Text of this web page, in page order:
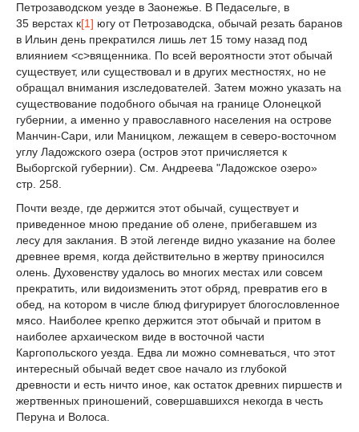
Петрозаводском уезде в Заонежье. В Педасельге, в
35 верстах к[1] югу от Петрозаводска, обычай резать баранов
в Ильин день прекратился лишь лет 15 тому назад под
влиянием <с>вященника. По всей вероятности этот обычай
существует, или существовал и в других местностях, но не
обращал внимания изследователей. Затем можно указать на
существование подобного обычая на границе Олонецкой
губернии, а именно у православного населения на острове
Манчин-Сари, или Маницком, лежащем в северо-восточном
углу Ладожского озера (остров этот причисляется к
Выборгской губернии). См. Андреева "Ладожское озеро»
стр. 258.
Почти везде, где держится этот обычай, существует и
приведенное мною предание об олене, прибегавшем из
лесу для заклания. В этой легенде видно указание на более
древнее время, когда действительно в жертву приносился
олень. Духовенству удалось во многих местах или совсем
прекратить, или видоизменить этот обряд, превратив его в
обед, на котором в числе блюд фигурирует блогословленное
мясо. Наиболее крепко держится этот обычай и притом в
наиболее архаическом виде в восточной части
Каргопольского уезда. Едва ли можно сомневаться, что этот
интересный обычай ведет свое начало из глубокой
древности и есть ничто иное, как остаток древних пиршеств и
жертвенных приношений, совершавшихся некогда в честь
Перуна и Волоса.